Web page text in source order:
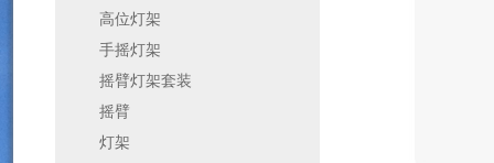
高位灯架
手摇灯架
摇臂灯架套装
摇臂
灯架